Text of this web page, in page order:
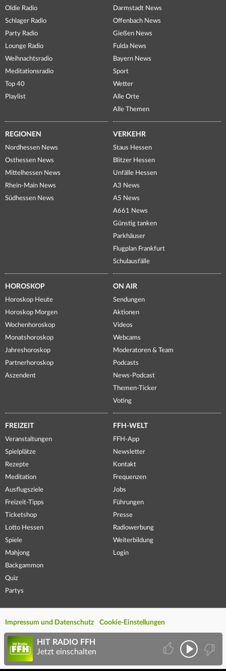
Oldie Radio
Schlager Radio
Party Radio
Lounge Radio
Weihnachtsradio
Meditationsradio
Top 40
Playlist
Darmstadt News
Offenbach News
Gießen News
Fulda News
Bayern News
Sport
Wetter
Alle Orte
Alle Themen
REGIONEN
Nordhessen News
Osthessen News
Mittelhessen News
Rhein-Main News
Südhessen News
VERKEHR
Staus Hessen
Blitzer Hessen
Unfälle Hessen
A3 News
A5 News
A661 News
Günstig tanken
Parkhäuser
Flugplan Frankfurt
Schulausfälle
HOROSKOP
Horoskop Heute
Horoskop Morgen
Wochenhoroskop
Monatshoroskop
Jahreshoroskop
Partnerhoroskop
Aszendent
ON AIR
Sendungen
Aktionen
Videos
Webcams
Moderatoren & Team
Podcasts
News-Podcast
Themen-Ticker
Voting
FREIZEIT
Veranstaltungen
Spielplätze
Rezepte
Meditation
Ausflugsziele
Freizeit-Tipps
Ticketshop
Lotto Hessen
Spiele
Mahjong
Backgammon
Quiz
Partys
FFH-WELT
FFH-App
Newsletter
Kontakt
Frequenzen
Jobs
Führungen
Presse
Radiowerbung
Weiterbildung
Login
Impressum und Datenschutz Cookie-Einstellungen
HIT RADIO FFH
Jetzt einschalten